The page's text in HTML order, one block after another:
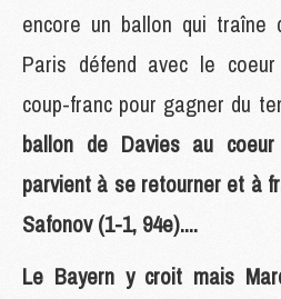
encore un ballon qui traîne
Paris défend avec le
coup-franc pour gagner du
ballon de Davies au
parvient à se retourner et à
Safonov (1-1, 94e)....
Le Bayern y croit mais